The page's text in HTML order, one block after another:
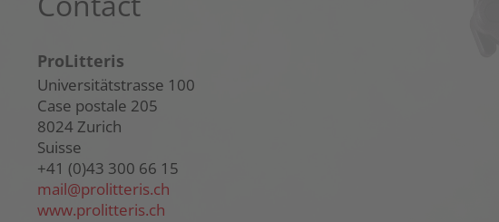
ProLitteris
Universitätstrasse 100
Case postale 205
8024 Zurich
Suisse
+41 (0)43 300 66 15
mail@prolitteris.ch
www.prolitteris.ch